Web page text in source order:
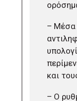
– Μέσα
και
– Ο